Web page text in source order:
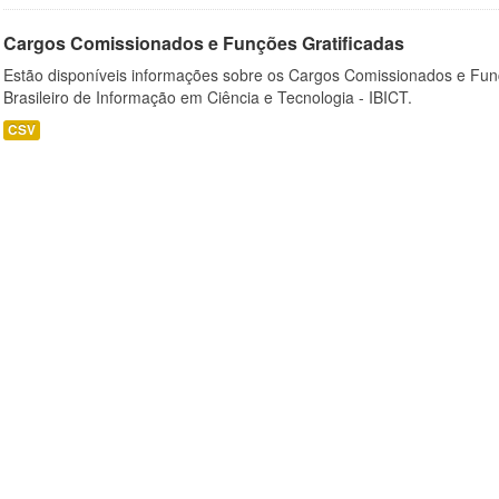
Cargos Comissionados e Funções Gratificadas
Estão disponíveis informações sobre os Cargos Comissionados e
Brasileiro de Informação em Ciência e Tecnologia - IBICT.
CSV